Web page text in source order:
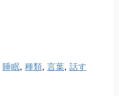
睡眠, 種類, 言葉, 話す